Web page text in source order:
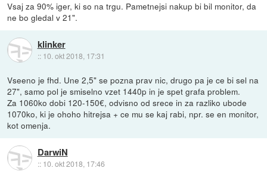
Vsaj za 90% iger, ki so na trgu. Pametnejsi nakup bi bil monitor, da
ne bo gledal v 21".
klinker
:: 10. okt 2018, 17:31
Vseeno je fhd. Une 2,5" se pozna prav nic, drugo pa je ce bi sel na
27", samo pol je smiselno vzet 1440p in je spet grafa problem.
Za 1060ko dobi 120-150€, odvisno od srece in za razliko ubode
1070ko, ki je ohoho hitrejsa + ce mu se kaj rabi, npr. se en monitor,
kot omenja.
DarwiN
:: 10. okt 2018, 17:46